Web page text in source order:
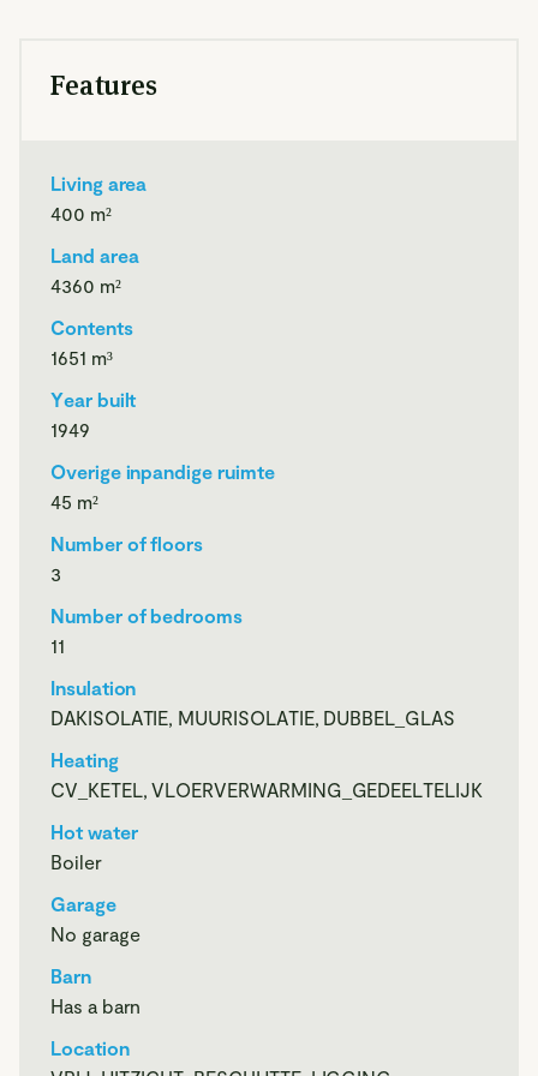
woonkamer, een slaapkamer, een badkamer en een
slaapkamers. Waarvan drie slaapkamers bij het voorhuis
‘horen’. Dankzij de kapconstructie en de zichtbare houten
balken heeft deze verdieping een fijne en rustige sfeer. Er is
één separate badkamer aanwezig. De slaapkamer aan de
keukenblok en een badkamer. Via een vaste trap bereikt u
de zolderverdieping. De ruimte van 45 m² is ideaal als
berging, maar kan ook bij de woning worden betrokken
door het realiseren van een of meerdere slaapkamer(s).
Zowel op de begane grond als op de eerste verdieping is
tussen de boerderij en het voorhuis een brandmuur
aanwezig. Dit biedt mogelijkheden voor dubbele bewoning,
een zelfstandige woonruimte of het combineren van wonen
Het geheel is een thuis dat meebeweegt met zijn bewoners.
Ruim, praktisch waar nodig en vooral prettig om in te
verblijven.
Rondom de boerderij strekt het erf zich uit als een
natuurlijke verlenging van het wonen. De woning ligt iets
verhoogd op een terp, wat het geheel een beschut en prettig
gevoel geeft.
gegroeid. Er is ruimte om te zitten, te werken, te spelen of
simpelweg te genieten van de stilte.
Op het erf zijn diverse bijgebouwen, elk met een eigen
functie. De schuur heeft een werkruimte voor
stallen van de fietsen. Het tuinhuis is gezellig ingericht en
Features
Living area
400 m²
Land area
4360 m²
Contents
1651 m³
Year built
1949
Overige inpandige ruimte
45 m²
Number of floors
3
Number of bedrooms
11
Insulation
DAKISOLATIE, MUURISOLATIE, DUBBEL_GLAS
Heating
CV_KETEL, VLOERVERWARMING_GEDEELTELIJK
Hot water
Boiler
Garage
No garage
Barn
Has a barn
Location